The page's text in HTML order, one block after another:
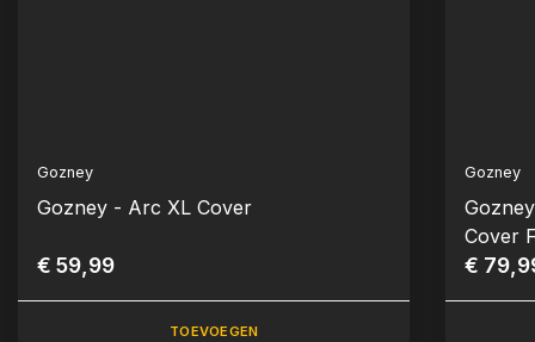
Gozney
Gozney - Arc XL Cover
€ 59,99
TOEVOEGEN
Gozney
Cover
€